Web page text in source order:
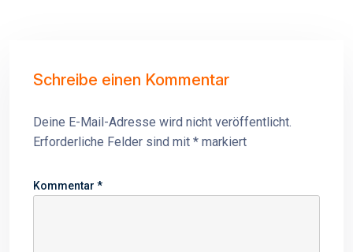
Schreibe einen Kommentar
Deine E-Mail-Adresse wird nicht veröffentlicht.
Erforderliche Felder sind mit * markiert
Kommentar *